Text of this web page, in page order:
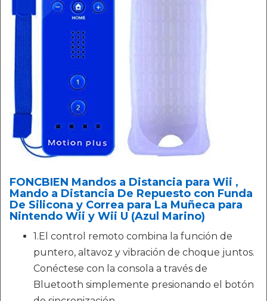
FONCBIEN Mandos a Distancia para Wii ,
Mando a Distancia De Repuesto con Funda
De Silicona y Correa para La Muñeca para
Nintendo Wii y Wii U (Azul Marino)
1.El control remoto combina la función de
puntero, altavoz y vibración de choque juntos.
Conéctese con la consola a través de
Bluetooth simplemente presionando el botón